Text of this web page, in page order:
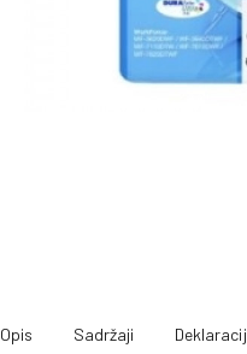
Opis Sadržaji